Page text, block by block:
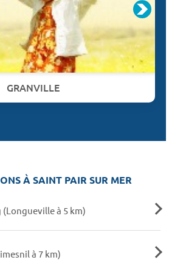
GRANVILLE
À SAINT PAIR SUR MER
(Longueville à 5 km)
à 7 km)